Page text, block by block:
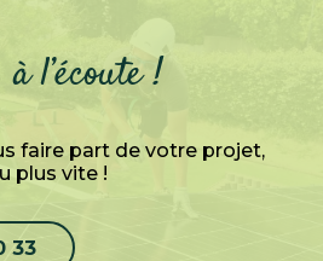
l’écoute !
faire part de votre projet,
plus vite !
33